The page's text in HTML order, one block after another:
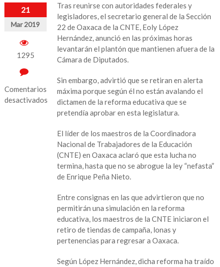
21
Mar 2019
1295
Comentarios
desactivados
Tras reunirse con autoridades federales y
legisladores, el secretario general de la Sección
22 de Oaxaca de la CNTE, Eoly López
Hernández, anunció en las próximas horas
levantarán el plantón que mantienen afuera de la
Cámara de Diputados.
Sin embargo, advirtió que se retiran en alerta
máxima porque según él no están avalando el
dictamen de la reforma educativa que se
pretendía aprobar en esta legislatura.
El líder de los maestros de la Coordinadora
Nacional de Trabajadores de la Educación
(CNTE) en Oaxaca aclaró que esta lucha no
termina, hasta que no se abrogue la ley “nefasta”
de Enrique Peña Nieto.
Entre consignas en las que advirtieron que no
permitirán una simulación en la reforma
educativa, los maestros de la CNTE iniciaron el
retiro de tiendas de campaña, lonas y
pertenencias para regresar a Oaxaca.
Según López Hernández, dicha reforma ha traído